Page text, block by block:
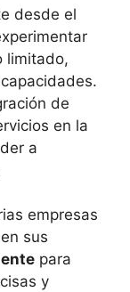
desde el
limitado,
de
en la
a
empresas
sus
para
y